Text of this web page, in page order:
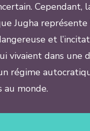
Jugha
et
vivaient dans
régime
au monde.